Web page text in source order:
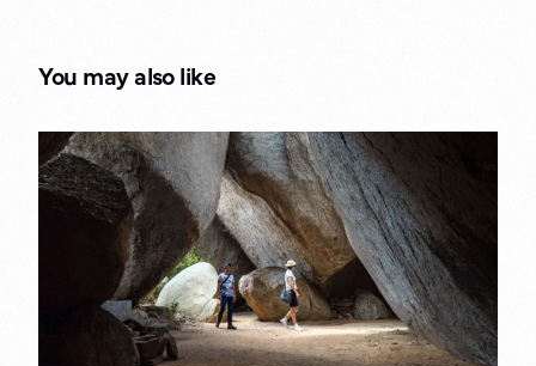
You may also like